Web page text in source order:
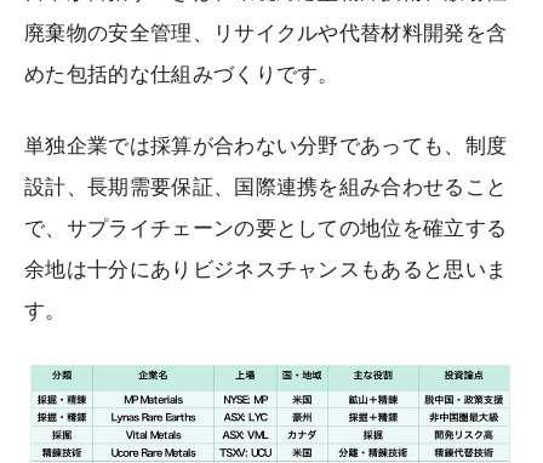
廃棄物の安全管理、リサイクルや代替材料開発を含
めた包括的な仕組みづくりです。
単独企業では採算が合わない分野であっても、制度
設計、長期需要保証、国際連携を組み合わせること
で、サプライチェーンの要としての地位を確立する
余地は十分にありビジネスチャンスもあると思いま
す。